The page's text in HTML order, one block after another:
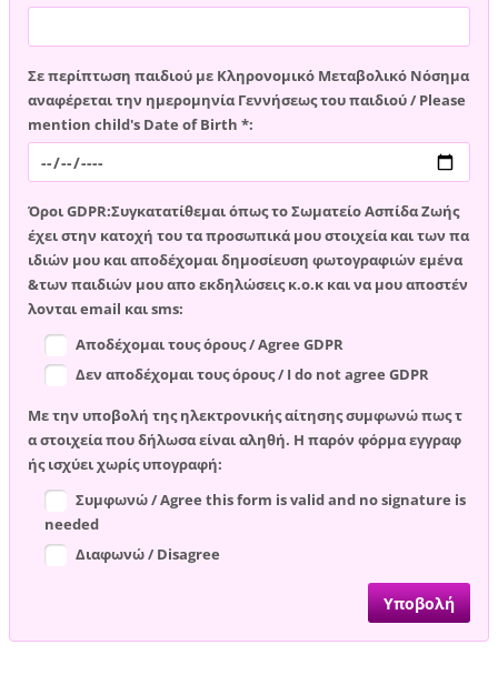
Σε περίπτωση παιδιού με Κληρονομικό Μεταβολικό Νόσημα
αναφέρεται την ημερομηνία Γεννήσεως του παιδιού / Please
mention child's Date of Birth *:
Όροι GDPR:Συγκατατίθεμαι όπως το Σωματείο Ασπίδα Ζωής
έχει στην κατοχή του τα προσωπικά μου στοιχεία και των πα
ιδιών μου και αποδέχομαι δημοσίευση φωτογραφιών εμένα
&των παιδιών μου απο εκδηλώσεις κ.ο.κ και να μου αποστέν
λονται email και sms:
Αποδέχομαι τους όρους / Agree GDPR
Δεν αποδέχομαι τους όρους / I do not agree GDPR
Με την υποβολή της ηλεκτρονικής αίτησης συμφωνώ πως τ
α στοιχεία που δήλωσα είναι αληθή. Η παρόν φόρμα εγγραφ
ής ισχύει χωρίς υπογραφή:
Συμφωνώ / Agree this form is valid and no signature is
needed
Διαφωνώ / Disagree